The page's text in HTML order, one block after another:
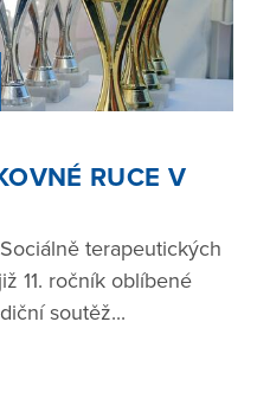
RUCE V
terapeutických
11. ročník oblíbené
soutěž...